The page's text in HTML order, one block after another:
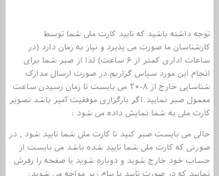
توجه داشته باشید که تایید کارت ملی شما توسط
کارشناسان ما صورت می پذیرد و نیاز به زمان دارد (در
ساعات اداری کمتر از ۶ ساعت) لذا از صبر شما برای
انجام این مورد سپاس گزاریم.در صورت ارسال مدارک
شناسایی خارج از ۸-۲۰ می بایست تا زمان رسیدن ساعت
معمول صبر نمایید.اگر بارگزاری موفقیت آمیز باشد تصویر
کارت ملی به شما نمایش داده می شود :
حالی می بایست صبر کنید تا کارت ملی شما تایید شود , در
صورتی که کارت ملی شما تایید شده باشد می بایست از
حساب خود خارج شوید و دوباره شوید یا صفحه را رفرش
نمایید که در صورت تایید با پیام زیر مواجه می شوید: